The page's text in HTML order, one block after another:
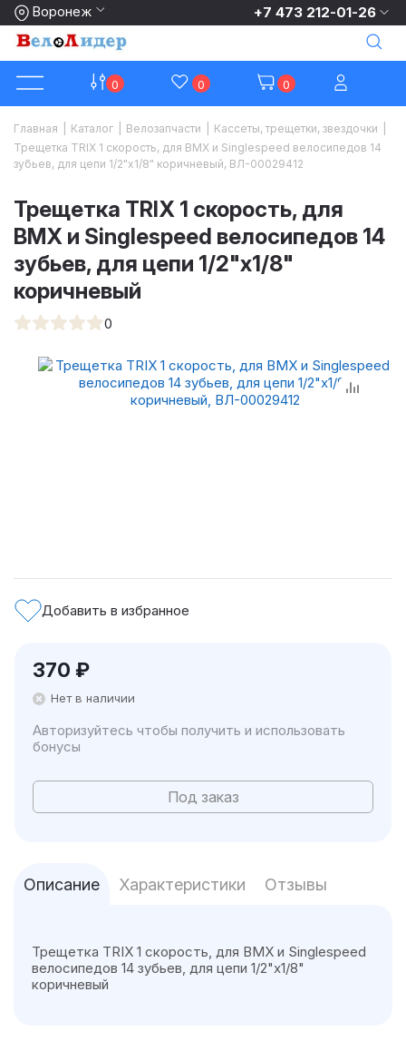
Воронеж +7 473 212-01-26
0 0 0
Главная Каталог Велозапчасти Кассеты, трещетки, звездочки
Трещетка TRIX 1 скорость, для BMX и Singlespeed велосипедов 14
зубьев, для цепи 1/2"х1/8" коричневый, ВЛ-00029412
Трещетка TRIX 1 скорость, для
BMX и Singlespeed велосипедов 14
зубьев, для цепи 1/2"х1/8"
коричневый
0
Добавить в избранное
370 ₽
Нет в наличии
Авторизуйтесь чтобы получить и использовать
бонусы
Под заказ
Описание Характеристики Отзывы
Трещетка TRIX 1 скорость, для BMX и Singlespeed
велосипедов 14 зубьев, для цепи 1/2"х1/8"
коричневый